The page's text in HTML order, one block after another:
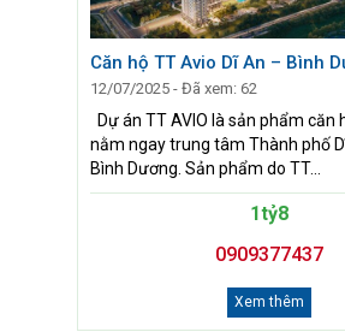
Căn hộ TT Avio Dĩ An – Bình
12/07/2025 - Đã xem: 62
Dự án TT AVIO là sản phẩm căn
nằm ngay trung tâm Thành phố
Bình Dương. Sản phẩm do TT...
1tỷ8
0909377437
Xem thêm